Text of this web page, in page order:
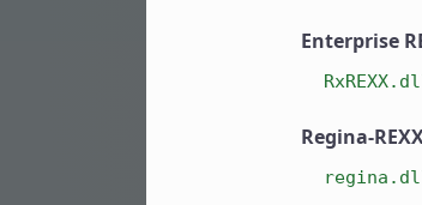
Enterprise
Regina-